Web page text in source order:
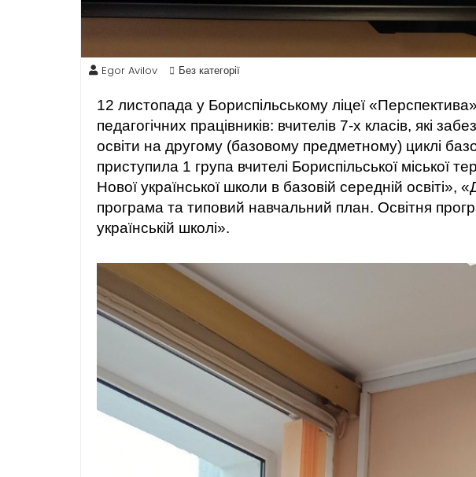
Egor Avilov Без категорії
12 листопада у Бориспільському ліцеї
педагогічних працівників: вчителів 7-х класів, які
освіти на другому (базовому предметному) циклі
приступила 1 група вчителі Бориспільської міської
Нової української школи в базовій середній
програма та типовий навчальний план. Освітня
українській школі».